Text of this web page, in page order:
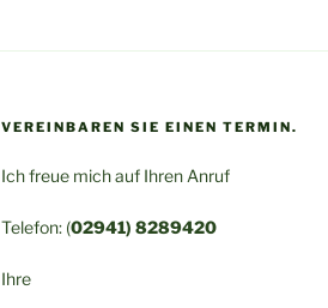
VEREINBAREN SIE EINEN TERMIN.
Ich freue mich auf Ihren Anruf
Telefon: (02941) 8289420
Ihre